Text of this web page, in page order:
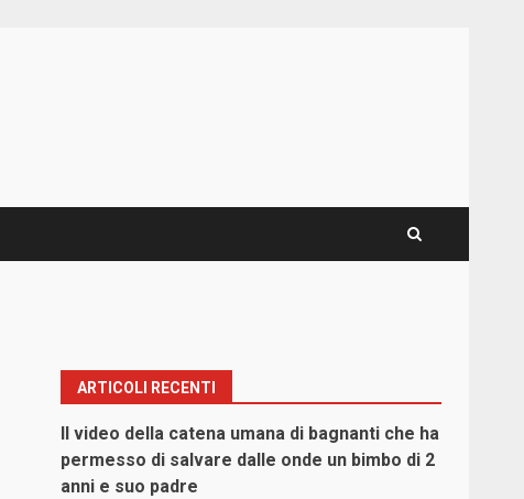
ARTICOLI RECENTI
Il video della catena umana di bagnanti che ha
permesso di salvare dalle onde un bimbo di 2
anni e suo padre